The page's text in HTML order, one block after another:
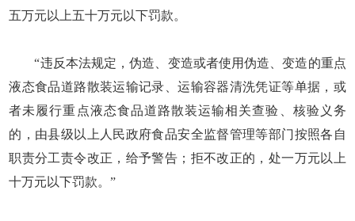
五万元以上五十万元以下罚款。
“违反本法规定，伪造、变造或者使用伪造、变造的重点
液态食品道路散装运输记录、运输容器清洗凭证等单据，或
者未履行重点液态食品道路散装运输相关查验、核验义务
的，由县级以上人民政府食品安全监督管理等部门按照各自
职责分工责令改正，给予警告；拒不改正的，处一万元以上
十万元以下罚款。”